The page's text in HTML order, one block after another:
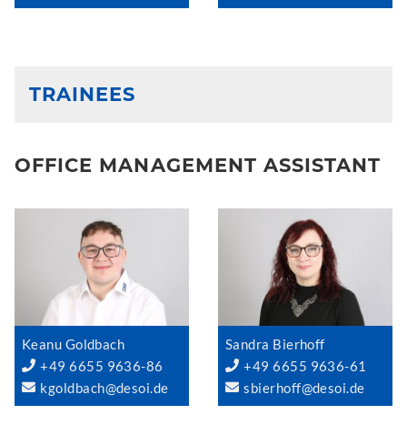
TRAINEES
OFFICE MANAGEMENT ASSISTANT
Keanu Goldbach
+49 6655 9636-86
kgoldbach@desoi.de
Sandra Bierhoff
+49 6655 9636-61
sbierhoff@desoi.de